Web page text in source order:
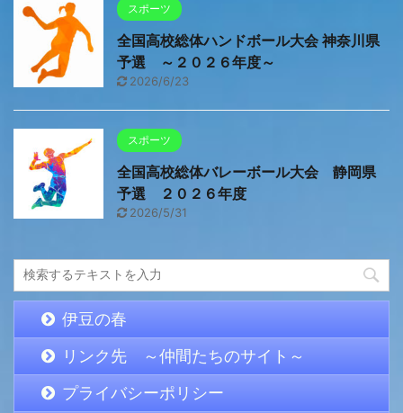
スポーツ
全国高校総体ハンドボール大会 神奈川県
予選 ～２０２６年度～
2026/6/23
スポーツ
全国高校総体バレーボール大会 静岡県
予選 ２０２６年度
2026/5/31
伊豆の春
リンク先 ～仲間たちのサイト～
プライバシーポリシー